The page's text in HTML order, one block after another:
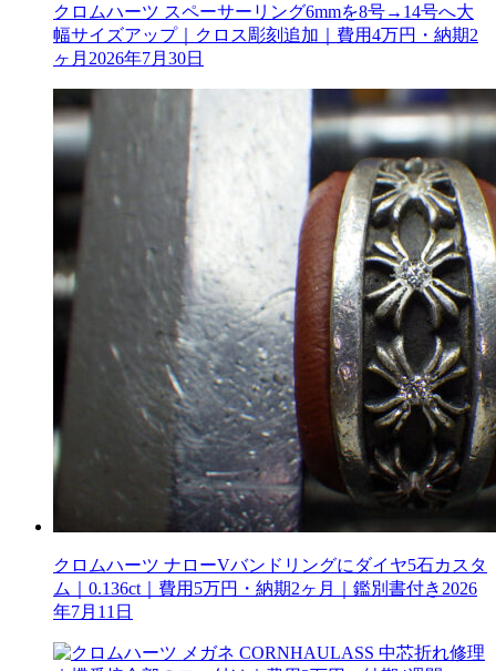
クロムハーツ スペーサーリング6mmを8号→14号へ大
幅サイズアップ｜クロス彫刻追加｜費用4万円・納期2
ヶ月 2026年7月30日
クロムハーツ ナローVバンドリングにダイヤ5石カスタ
ム｜0.136ct｜費用5万円・納期2ヶ月｜鑑別書付き 2026
年7月11日